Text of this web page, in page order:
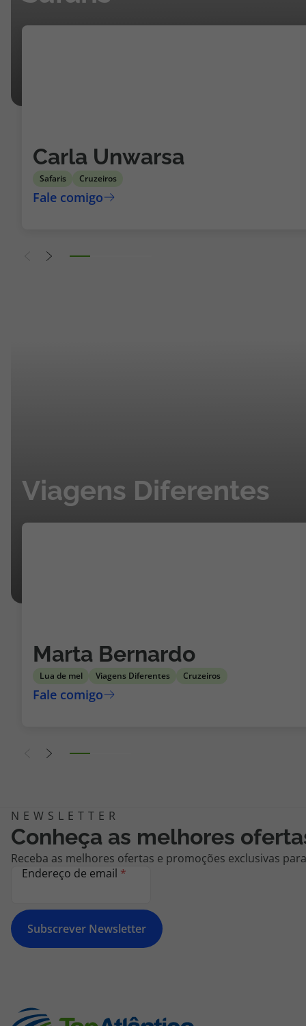
Carla Unwarsa
Safaris Cruzeiros
Viagens Diferentes
Marta Bernardo
Lua de mel Viagens Diferentes Cruzeiros
Conheça as melhores
Receba as melhores ofertas e promoções exclusivas
Endereço de email *
Subscrever Newsletter